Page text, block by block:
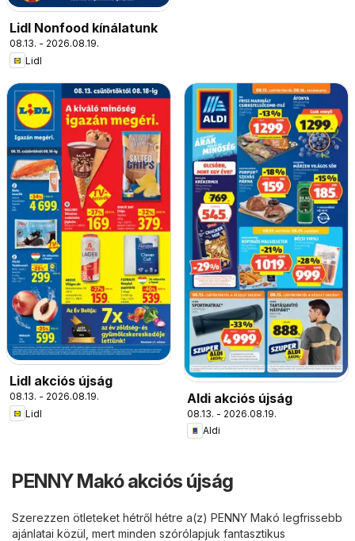
Lidl Nonfood kínálatunk
08.13. - 2026.08.19.
Lidl
Lidl akciós újság
08.13. - 2026.08.19.
Lidl
Aldi akciós újság
08.13. - 2026.08.19.
Aldi
PENNY Makó akciós újság
Szerezzen ötleteket hétről hétre a(z) PENNY Makó legfrissebb
ajánlatai közül, mert minden szórólapjuk fantasztikus